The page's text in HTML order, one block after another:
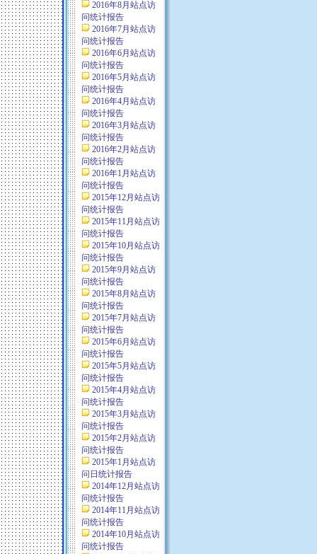
2016年8月站点访
问统计报告
2016年7月站点访
问统计报告
2016年6月站点访
问统计报告
2016年5月站点访
问统计报告
2016年4月站点访
问统计报告
2016年3月站点访
问统计报告
2016年2月站点访
问统计报告
2016年1月站点访
问统计报告
2015年12月站点访
问统计报告
2015年11月站点访
问统计报告
2015年10月站点访
问统计报告
2015年9月站点访
问统计报告
2015年8月站点访
问统计报告
2015年7月站点访
问统计报告
2015年6月站点访
问统计报告
2015年5月站点访
问统计报告
2015年4月站点访
问统计报告
2015年3月站点访
问统计报告
2015年2月站点访
问统计报告
2015年1月站点访
问日统计报告
2014年12月站点访
问统计报告
2014年11月站点访
问统计报告
2014年10月站点访
问统计报告